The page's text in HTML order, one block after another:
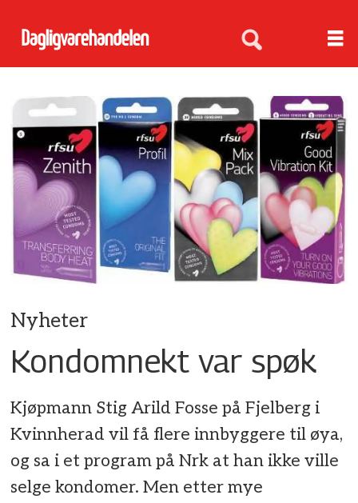
Nyheter
Kondomnekt var spøk
Kjøpmann Stig Arild Fosse på Fjelberg i
Kvinnherad vil få flere innbyggere til øya,
og sa i et program på Nrk at han ikke ville
selge kondomer. Men etter mye